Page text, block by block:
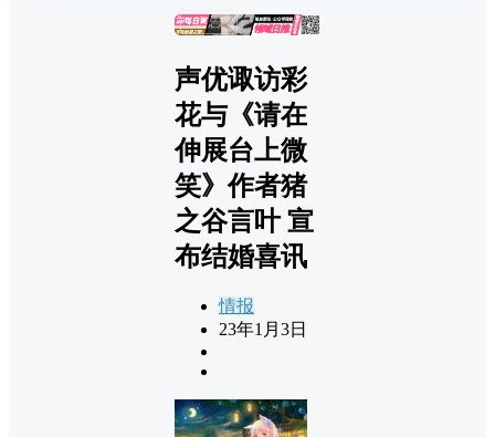
广告
声优诹访彩
花与《请在
伸展台上微
笑》作者猪
之谷言叶 宣
布结婚喜讯
情报
23年1月3日